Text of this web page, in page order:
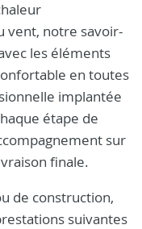
vent, notre savoir-
les éléments
en toutes
implantée
étape de
sur
finale.
de construction,
suivantes